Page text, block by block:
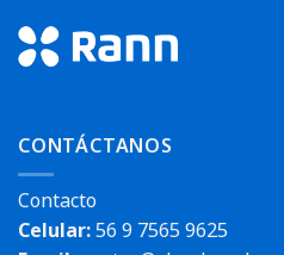
CONTÁCTANOS
Contacto
Celular:56 9 7565 9625